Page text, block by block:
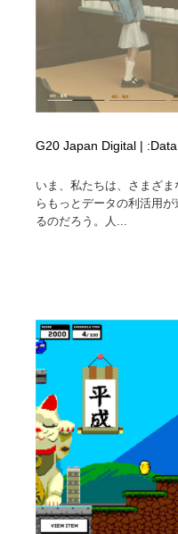
G20 Japan Digital | :Data
いま、私たちは、さまざ
らもっとデータの利活用
るのだろう。人...